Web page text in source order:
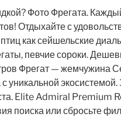
Фото Фрегата.
Отдыхайте с
как сейшельские
певчие сороки.
Фрегат — жемчужина
уникальной экосистемой.
Elite Admiral Premium
поиска или сбросьте